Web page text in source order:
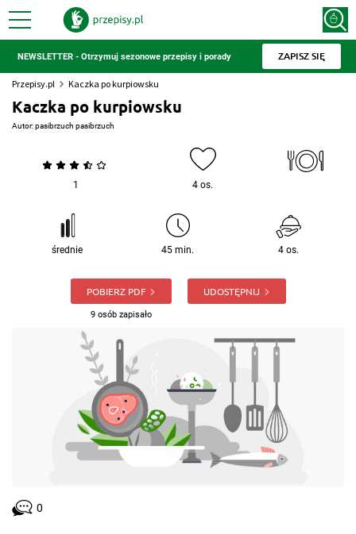
NEWSLETTER - Otrzymuj sezonowe przepisy i porady ZAPISZ SIĘ
Przepisy.pl Kaczka po kurpiowsku
Kaczka po kurpiowsku
Autor:pasibrzuch pasibrzuch
1 4 os.
średnie 45 min. 4 os.
POBIERZ PDF
9 osób zapisało
UDOSTĘPNIJ
0